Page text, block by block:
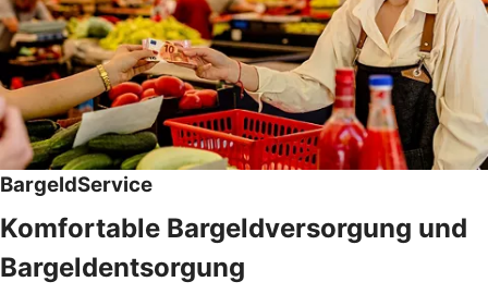
BargeldService
Komfortable Bargeldversorgung und
Bargeldentsorgung